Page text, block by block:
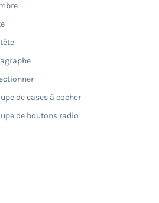
de cases à cocher
de boutons radio